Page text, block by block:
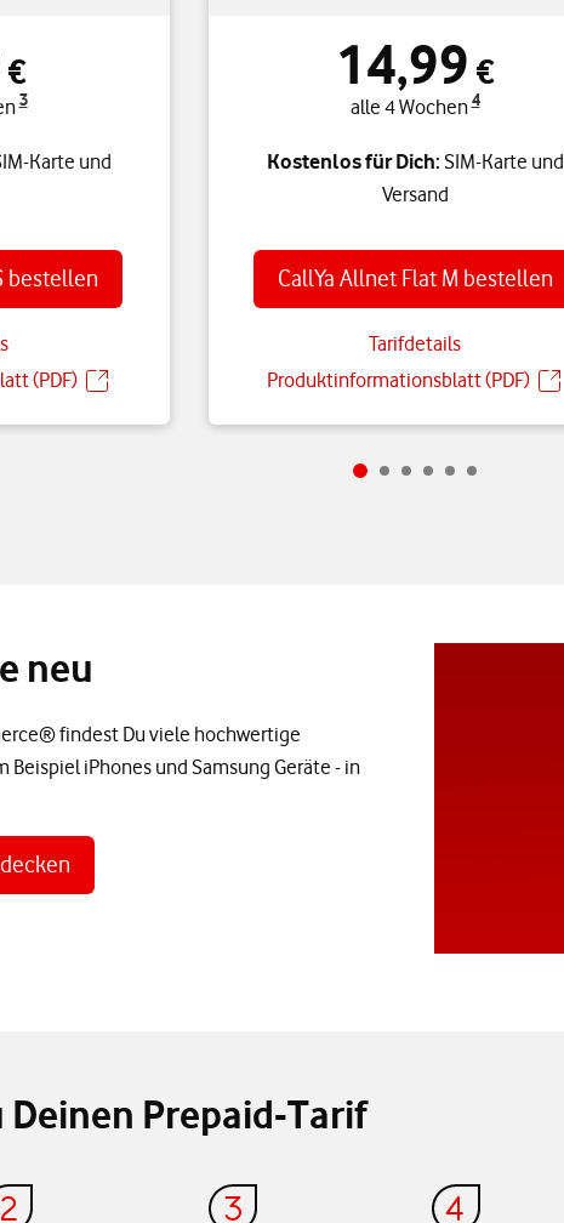
€
3
Karte und
bestellen
(PDF)
14,99 €
alle 4 Wochen4
Kostenlos für Dich: SIM-Karte und
Versand
CallYa Allnet Flat M bestellen
Tarifdetails
Produktinformationsblatt (PDF)
neu
findest Du viele hochwertige
Beispiel iPhones und Samsung Geräte - in
Prepaid-Tarif